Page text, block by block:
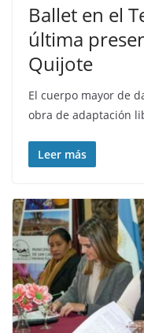
Ballet en el
última
Quijote
El cuerpo mayor de
obra de adaptación
Leer más